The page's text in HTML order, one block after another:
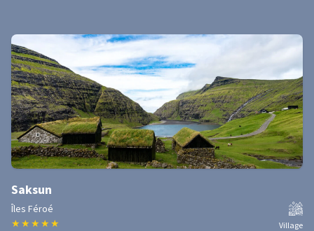
Saksun
Îles Féroé
★ ★ ★ ★ ★ Village